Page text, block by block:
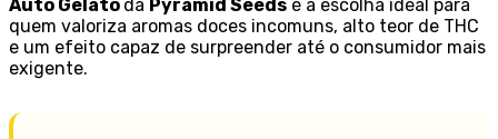
Auto Gelato da Pyramid Seeds é a escolha ideal para
quem valoriza aromas doces incomuns, alto teor de THC
e um efeito capaz de surpreender até o consumidor mais
exigente.